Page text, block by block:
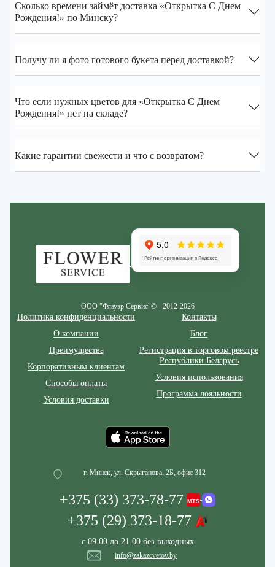
Сколько времени займёт доставка «Открытка С Днем
Рождения!» по Минску?
Получу ли я фото готового букета перед доставкой?
Что если нужных цветов для «Открытка С Днем
Рождения!» нет на складе?
Какие гарантии свежести и что с возвратом?
ООО "Флауэр Сервис"© - 2012-2026
Политика конфиденциальности
О компании
Преимущества
Корпоративным клиентам
Способы оплаты
Условия доставки
Контакты
Блог
Регистрация в торговом реестре
Республики Беларусь
Условия использования
Программа лояльности
г. Минск, ул. Скрыганова, 2Б, офис 312
+375 (33) 373-78-77
+375 (29) 373-18-77
с 09.00 до 21.00 без выходных
info@zakazcvetov.by